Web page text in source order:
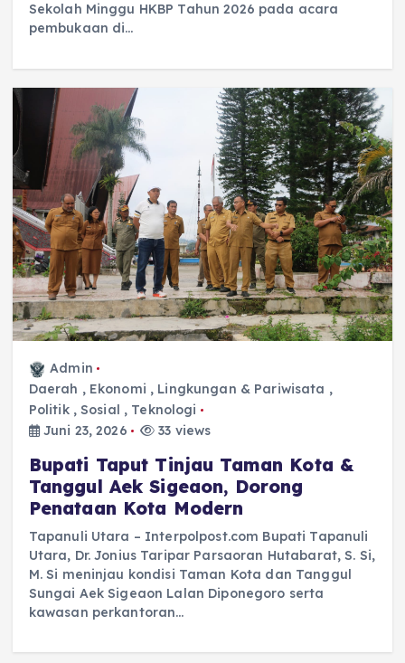
Sekolah Minggu HKBP Tahun 2026 pada acara
pembukaan di…
Admin
Daerah , Ekonomi , Lingkungan & Pariwisata ,
Politik,Sosial , Teknologi
Juni 23, 2026
33 views
Bupati Taput Tinjau Taman Kota &
Tanggul Aek Sigeaon, Dorong
Penataan Kota Modern
Tapanuli Utara – Interpolpost.com Bupati Tapanuli
Utara, Dr. Jonius Taripar Parsaoran Hutabarat, S. Si,
M. Si meninjau kondisi Taman Kota dan Tanggul
Sungai Aek Sigeaon Lalan Diponegoro serta
kawasan perkantoran…